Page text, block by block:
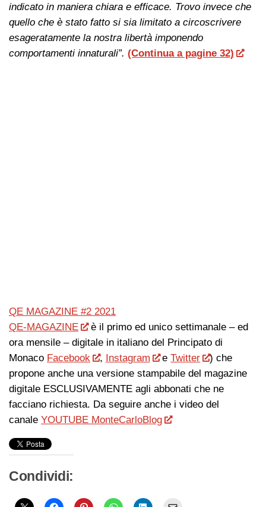
indicato in maniera chiara e efficace. Trovo invece che
quello che è stato fatto si sia limitato a circoscrivere
esageratamente la nostra libertà imponendo
comportamenti innaturali”. (Continua a pagine 32)
QE MAGAZINE #2 2021
QE-MAGAZINE
è il primo ed unico settimanale – ed
ora mensile – digitale in italiano del Principato di
Monaco Facebook , Instagram eTwitter
) che
propone anche una versione stampabile del magazine
digitale ESCLUSIVAMENTE agli abbonati che ne
facciano richiesta. Da seguire anche i video del
canale YOUTUBE MonteCarloBlog
Condividi: